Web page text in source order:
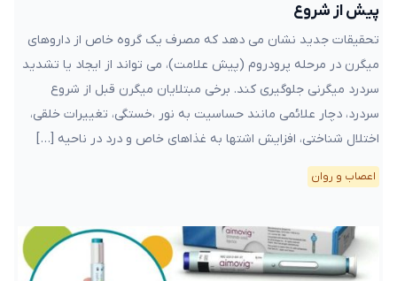
پیش از شروع
تحقیقات جدید نشان می دهد که مصرف یک گروه خاص از داروهای
میگرن در مرحله پرودروم (پیش علامت)، می تواند از ایجاد یا تشدید
سردرد میگرنی جلوگیری کند. برخی مبتلایان میگرن قبل از شروع
سردرد، دچار علائمی مانند حساسیت به نور ،خستگی، تغییرات خلقی،
اختلال شناختی، افزایش اشتها به غذاهای خاص و درد در ناحیه […]
اعصاب و روان